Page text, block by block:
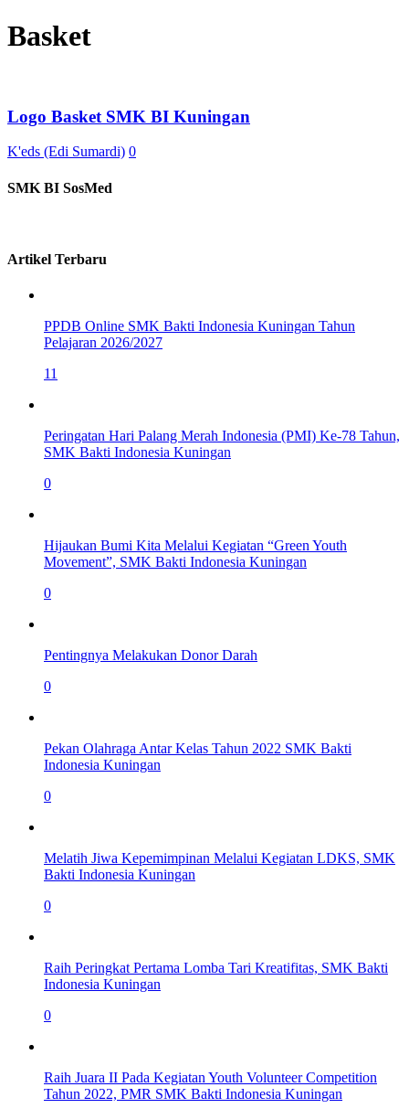
Basket
Logo Basket SMK BI Kuningan
K'eds (Edi Sumardi) 0
SMK BI SosMed
Artikel Terbaru
PPDB Online SMK Bakti Indonesia Kuningan Tahun
Pelajaran 2026/2027
11
Peringatan Hari Palang Merah Indonesia (PMI) Ke-78 Tahun,
SMK Bakti Indonesia Kuningan
0
Hijaukan Bumi Kita Melalui Kegiatan “Green Youth
Movement”, SMK Bakti Indonesia Kuningan
0
Pentingnya Melakukan Donor Darah
0
Pekan Olahraga Antar Kelas Tahun 2022 SMK Bakti
Indonesia Kuningan
0
Melatih Jiwa Kepemimpinan Melalui Kegiatan LDKS, SMK
Bakti Indonesia Kuningan
0
Raih Peringkat Pertama Lomba Tari Kreatifitas, SMK Bakti
Indonesia Kuningan
0
Raih Juara II Pada Kegiatan Youth Volunteer Competition
Tahun 2022, PMR SMK Bakti Indonesia Kuningan